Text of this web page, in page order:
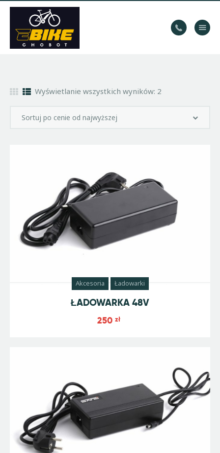
HOME
TRASY
KONTAKT
Wyświetlanie wszystkich wyników: 2
Akcesoria Ładowarki
ŁADOWARKA 48V
250 zł